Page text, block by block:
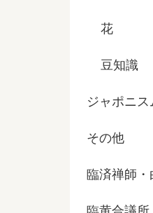
花
豆知識
ジャポニ
その他
臨済禅師